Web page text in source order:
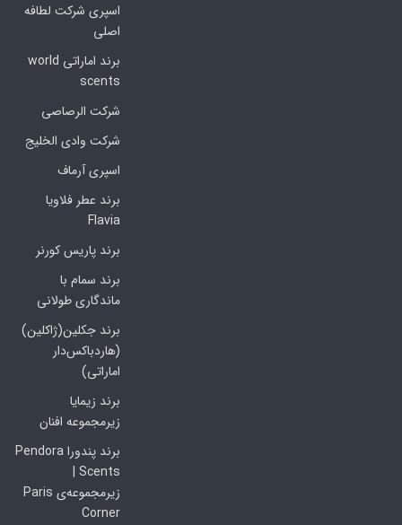
اسپری شرکت لطافه
اصلی
برند اماراتی world
scents
شرکت الرصاصی
شرکت وادی الخلیج
اسپری آرماف
برند عطر فلاویا
Flavia
برند پاریس کورنر
برند سمام با
ماندگاری طولانی
برند جکلین(ژاکلین)
(هاردباکس‌دار
اماراتی)
برند زیمایا
زیرمجموعه افنان
برند پندورا Pendora
Scents |
زیرمجموعه‌ی Paris
Corner